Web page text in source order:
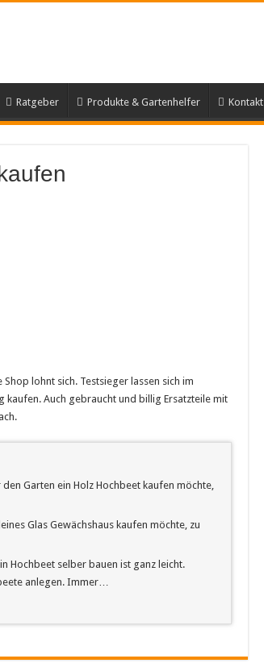
Ratgeber Produkte & Gartenhelfer Kontakt
lohnt sich. Testsieger lassen sich im
Auch gebraucht und billig Ersatzteile mit
den Garten ein Holz Hochbeet kaufen möchte,
Glas Gewächshaus kaufen möchte, zu
Hochbeet selber bauen ist ganz leicht.
anlegen. Immer…